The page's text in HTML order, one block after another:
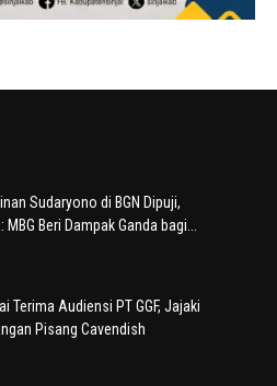
Sudaryono di BGN Dipuji,
MBG Beri Dampak Ganda bagi...
Terima Audiensi PT GGF, Jajaki
Pisang Cavendish